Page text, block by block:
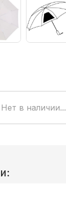
в наличии...